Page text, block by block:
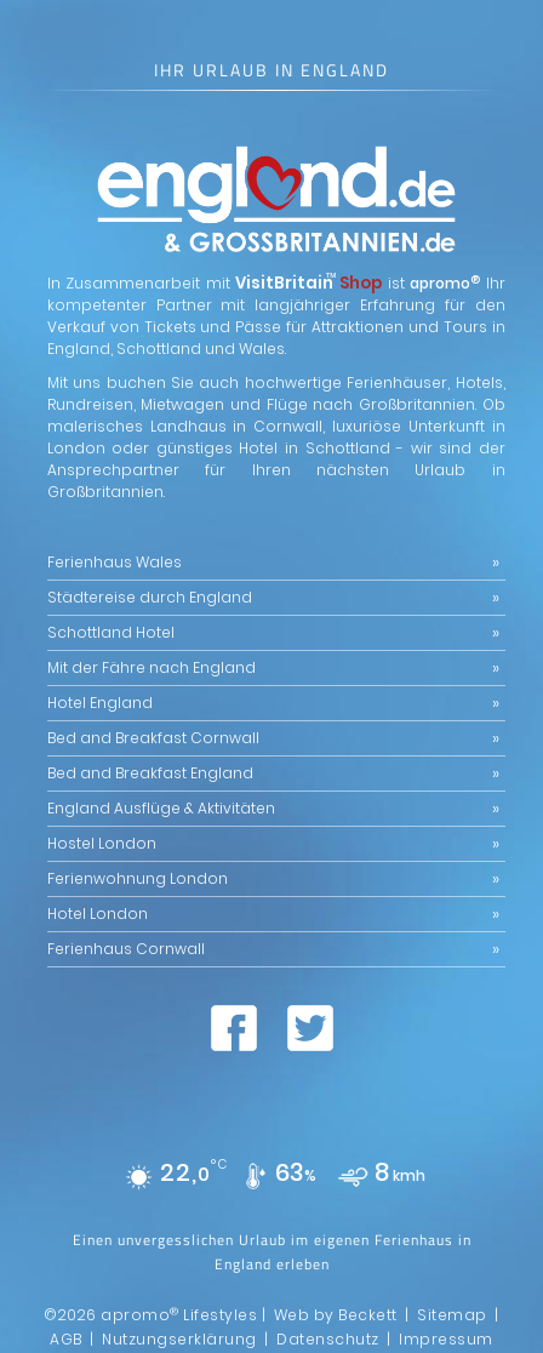
IHR URLAUB IN ENGLAND
In Zusammenarbeit mitVisitBritain
™ Shop istapromo® Ihr
kompetenter Partner mit langjähriger Erfahrung für den
Verkauf von Tickets und Pässe für Attraktionen und Tours in
England, Schottland und Wales.
Mit uns buchen Sie auch hochwertige Ferienhäuser, Hotels,
Rundreisen, Mietwagen und Flüge nach Großbritannien. Ob
malerisches Landhaus in Cornwall, luxuriöse Unterkunft in
London oder günstiges Hotel in Schottland - wir sind der
Ansprechpartner für Ihren nächsten Urlaub in
Großbritannien.
Ferienhaus Wales
Städtereise durch England
Schottland Hotel
Mit der Fähre nach England
Hotel England
Bed and Breakfast Cornwall
Bed and Breakfast England
England Ausflüge & Aktivitäten
Hostel London
Ferienwohnung London
Hotel London
Ferienhaus Cornwall
22,0°C 63% 8kmh
Einen unvergesslichen Urlaub im eigenen Ferienhaus in
England erleben
©2026 apromo® Lifestyles | Web by Beckett | Sitemap |
AGB | Nutzungserklärung | Datenschutz | Impressum